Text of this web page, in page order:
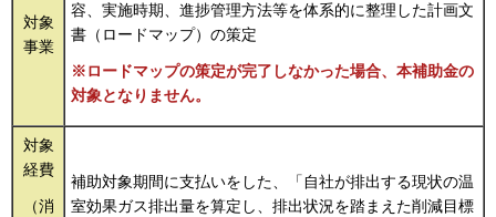
対象
事業
容、実施時期、進捗管理方法等を体系的に整理した計画文
書（ロードマップ）の策定
※ロードマップの策定が完了しなかった場合、本補助金の
対象となりません。
対象
経費
（消
補助対象期間に支払いをした、「自社が排出する現状の温
室効果ガス排出量を算定し、排出状況を踏まえた削減目標